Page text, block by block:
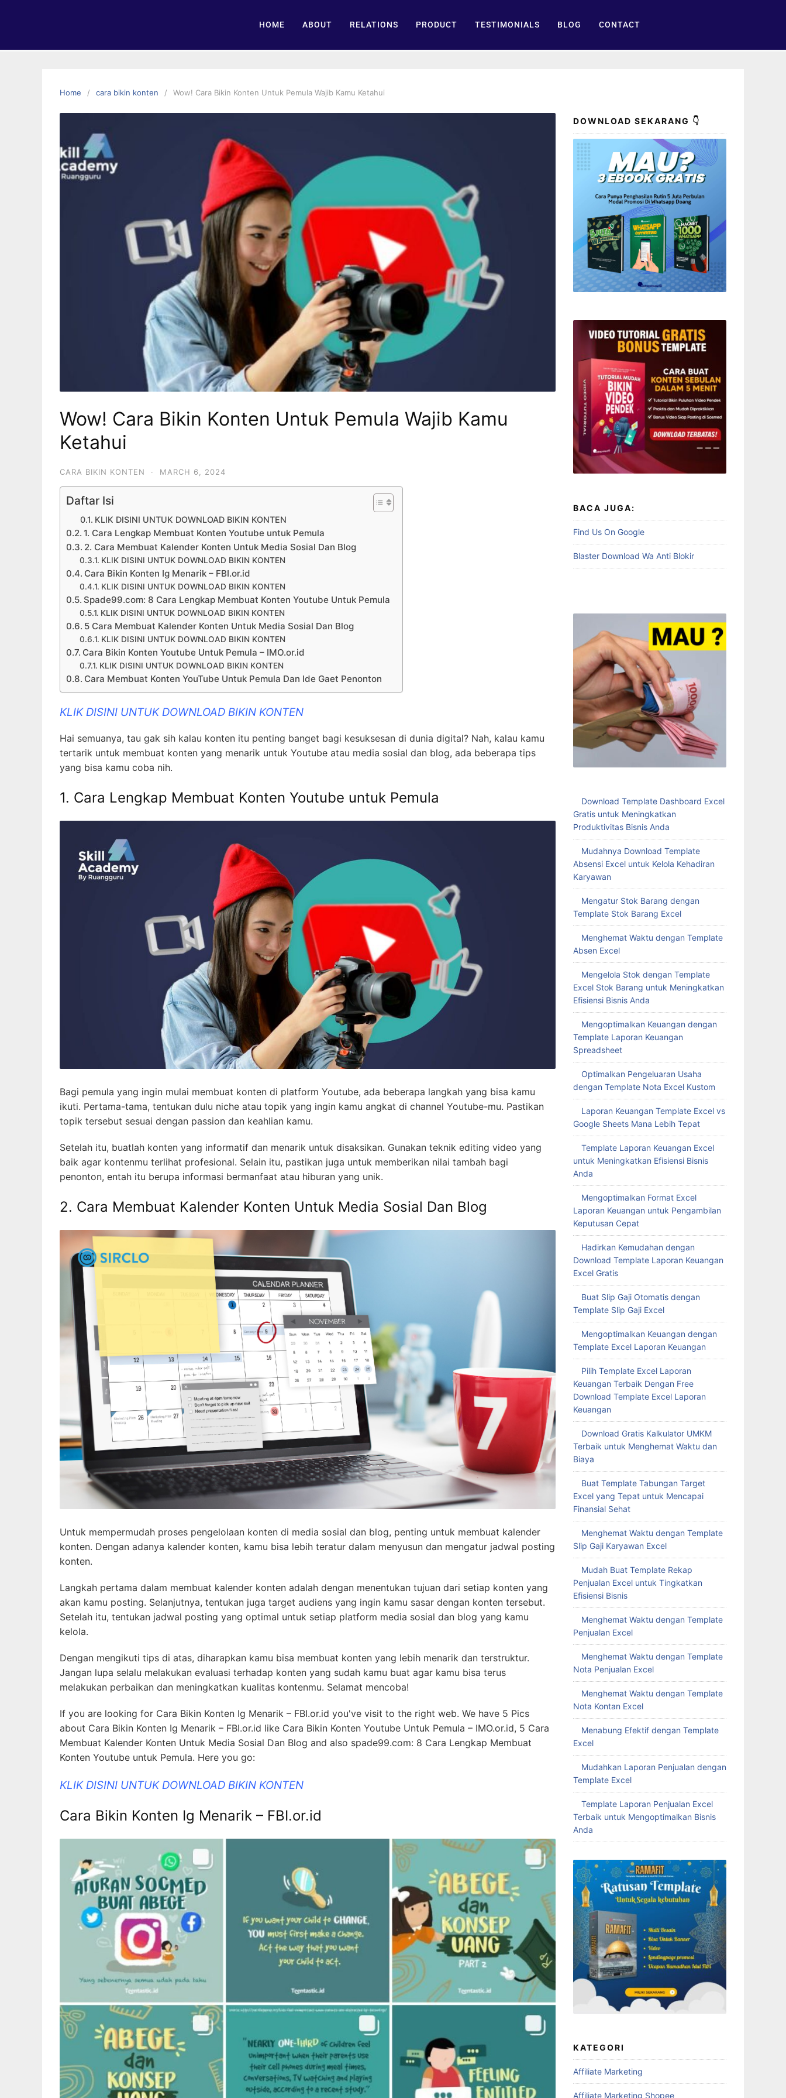
HOME ABOUT RELATIONS PRODUCT TESTIMONIALS BLOG CONTACT
Home cara bikin konten Wow! Cara Bikin Konten Untuk Pemula Wajib Kamu Ketahui
Wow! Cara Bikin Konten Untuk Pemula Wajib Kamu
Ketahui
CARA BIKIN KONTEN · MARCH 6, 2024
Daftar Isi
KLIK DISINI UNTUK DOWNLOAD BIKIN KONTEN
1. Cara Lengkap Membuat Konten Youtube untuk Pemula
2. Cara Membuat Kalender Konten Untuk Media Sosial Dan Blog
KLIK DISINI UNTUK DOWNLOAD BIKIN KONTEN
Cara Bikin Konten Ig Menarik – FBI.or.id
KLIK DISINI UNTUK DOWNLOAD BIKIN KONTEN
Spade99.com: 8 Cara Lengkap Membuat Konten Youtube Untuk Pemula
KLIK DISINI UNTUK DOWNLOAD BIKIN KONTEN
5 Cara Membuat Kalender Konten Untuk Media Sosial Dan Blog
KLIK DISINI UNTUK DOWNLOAD BIKIN KONTEN
Cara Bikin Konten Youtube Untuk Pemula – IMO.or.id
KLIK DISINI UNTUK DOWNLOAD BIKIN KONTEN
Cara Membuat Konten YouTube Untuk Pemula Dan Ide Gaet Penonton
KLIK DISINI UNTUK DOWNLOAD BIKIN KONTEN
Hai semuanya, tau gak sih kalau konten itu penting banget bagi kesuksesan di dunia digital? Nah, kalau kamu
tertarik untuk membuat konten yang menarik untuk Youtube atau media sosial dan blog, ada beberapa tips
yang bisa kamu coba nih.
1. Cara Lengkap Membuat Konten Youtube untuk Pemula
Bagi pemula yang ingin mulai membuat konten di platform Youtube, ada beberapa langkah yang bisa kamu
ikuti. Pertama-tama, tentukan dulu niche atau topik yang ingin kamu angkat di channel Youtube-mu. Pastikan
topik tersebut sesuai dengan passion dan keahlian kamu.
Setelah itu, buatlah konten yang informatif dan menarik untuk disaksikan. Gunakan teknik editing video yang
baik agar kontenmu terlihat profesional. Selain itu, pastikan juga untuk memberikan nilai tambah bagi
penonton, entah itu berupa informasi bermanfaat atau hiburan yang unik.
2. Cara Membuat Kalender Konten Untuk Media Sosial Dan Blog
Untuk mempermudah proses pengelolaan konten di media sosial dan blog, penting untuk membuat kalender
konten. Dengan adanya kalender konten, kamu bisa lebih teratur dalam menyusun dan mengatur jadwal posting
konten.
Langkah pertama dalam membuat kalender konten adalah dengan menentukan tujuan dari setiap konten yang
akan kamu posting. Selanjutnya, tentukan juga target audiens yang ingin kamu sasar dengan konten tersebut.
Setelah itu, tentukan jadwal posting yang optimal untuk setiap platform media sosial dan blog yang kamu
kelola.
Dengan mengikuti tips di atas, diharapkan kamu bisa membuat konten yang lebih menarik dan terstruktur.
Jangan lupa selalu melakukan evaluasi terhadap konten yang sudah kamu buat agar kamu bisa terus
melakukan perbaikan dan meningkatkan kualitas kontenmu. Selamat mencoba!
If you are looking for Cara Bikin Konten Ig Menarik – FBI.or.id you've visit to the right web. We have 5 Pics
about Cara Bikin Konten Ig Menarik – FBI.or.id like Cara Bikin Konten Youtube Untuk Pemula – IMO.or.id, 5 Cara
Membuat Kalender Konten Untuk Media Sosial Dan Blog and also spade99.com: 8 Cara Lengkap Membuat
Konten Youtube untuk Pemula. Here you go:
KLIK DISINI UNTUK DOWNLOAD BIKIN KONTEN
Cara Bikin Konten Ig Menarik – FBI.or.id
DOWNLOAD SEKARANG 👇
BACA JUGA:
Find Us On Google
Blaster Download Wa Anti Blokir
Download Template Dashboard Excel
Gratis untuk Meningkatkan
Produktivitas Bisnis Anda
Mudahnya Download Template
Absensi Excel untuk Kelola Kehadiran
Karyawan
Mengatur Stok Barang dengan
Template Stok Barang Excel
Menghemat Waktu dengan Template
Absen Excel
Mengelola Stok dengan Template
Excel Stok Barang untuk Meningkatkan
Efisiensi Bisnis Anda
Mengoptimalkan Keuangan dengan
Template Laporan Keuangan
Spreadsheet
Optimalkan Pengeluaran Usaha
dengan Template Nota Excel Kustom
Laporan Keuangan Template Excel vs
Google Sheets Mana Lebih Tepat
Template Laporan Keuangan Excel
untuk Meningkatkan Efisiensi Bisnis
Anda
Mengoptimalkan Format Excel
Laporan Keuangan untuk Pengambilan
Keputusan Cepat
Hadirkan Kemudahan dengan
Download Template Laporan Keuangan
Excel Gratis
Buat Slip Gaji Otomatis dengan
Template Slip Gaji Excel
Mengoptimalkan Keuangan dengan
Template Excel Laporan Keuangan
Pilih Template Excel Laporan
Keuangan Terbaik Dengan Free
Download Template Excel Laporan
Keuangan
Download Gratis Kalkulator UMKM
Terbaik untuk Menghemat Waktu dan
Biaya
Buat Template Tabungan Target
Excel yang Tepat untuk Mencapai
Finansial Sehat
Menghemat Waktu dengan Template
Slip Gaji Karyawan Excel
Mudah Buat Template Rekap
Penjualan Excel untuk Tingkatkan
Efisiensi Bisnis
Menghemat Waktu dengan Template
Penjualan Excel
Menghemat Waktu dengan Template
Nota Penjualan Excel
Menghemat Waktu dengan Template
Nota Kontan Excel
Menabung Efektif dengan Template
Excel
Mudahkan Laporan Penjualan dengan
Template Excel
Template Laporan Penjualan Excel
Terbaik untuk Mengoptimalkan Bisnis
Anda
KATEGORI
Affiliate Marketing
Affiliate Marketing Shopee